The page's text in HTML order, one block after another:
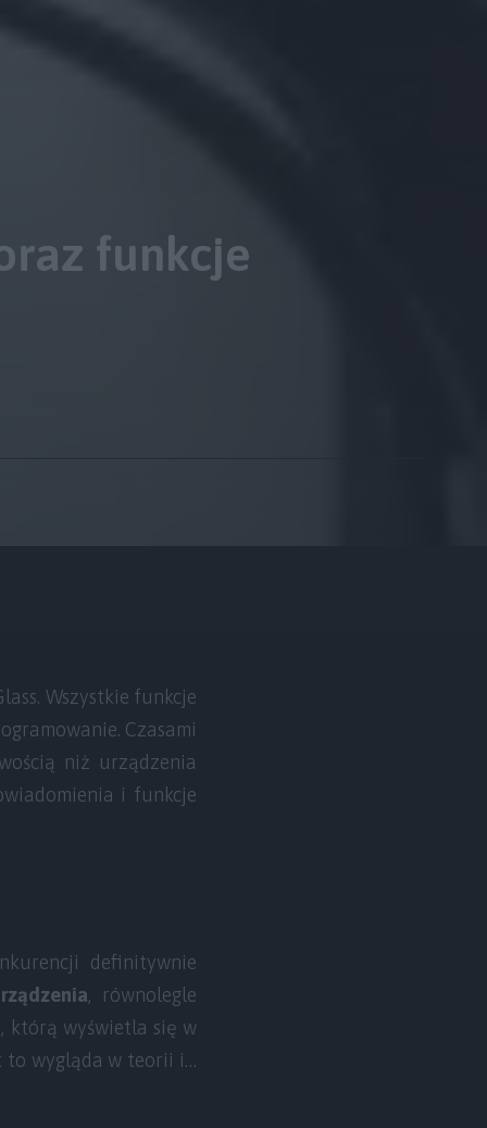
funkcje
Wszystkie funkcje
Czasami
niż urządzenia
i funkcje
definitywnie
, równolegle
którą wyświetla się w
to wygląda w teorii i…